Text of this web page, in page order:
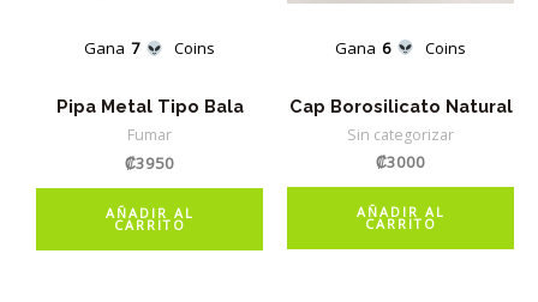
Gana 7 Coins
Pipa Metal Tipo Bala
Fumar
₡3950
AÑADIR AL
CARRITO
Gana 6 Coins
Cap Borosilicato Natural
Sin categorizar
₡3000
AÑADIR AL
CARRITO